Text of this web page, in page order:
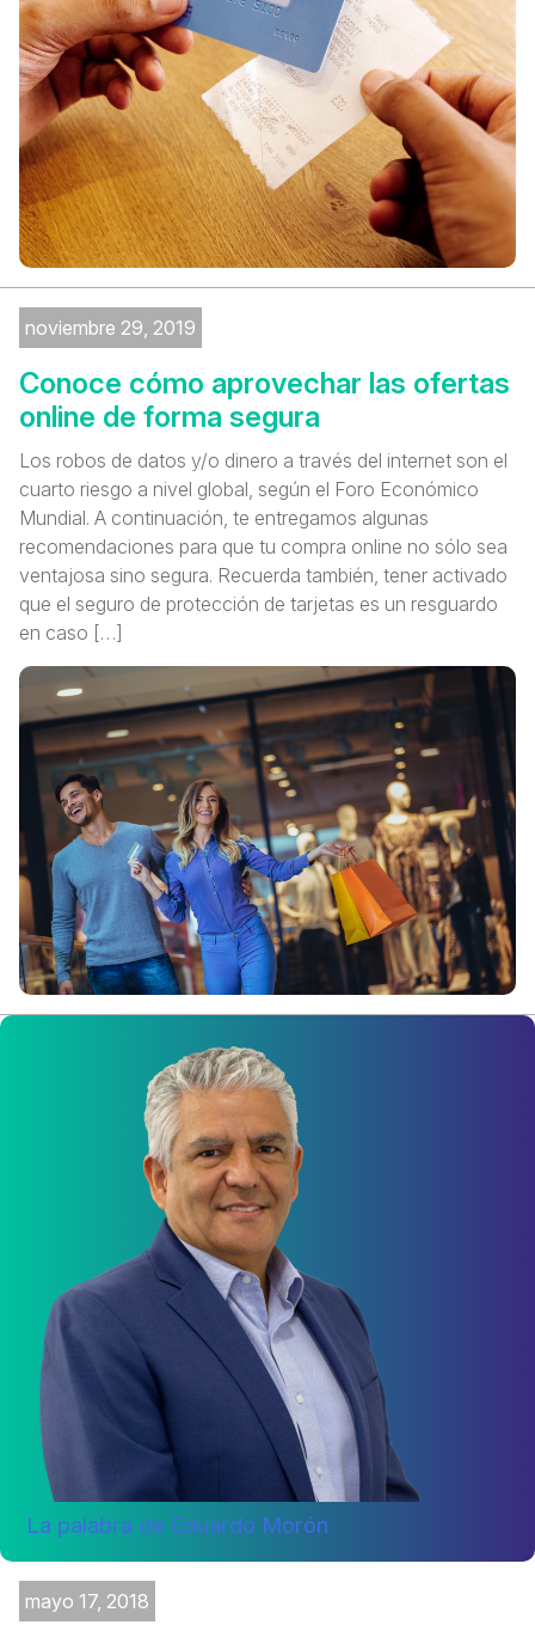
noviembre 29, 2019
Conoce cómo aprovechar las ofertas
online de forma segura
Los robos de datos y/o dinero a través del internet son el
cuarto riesgo a nivel global, según el Foro Económico
Mundial. A continuación, te entregamos algunas
recomendaciones para que tu compra online no sólo sea
ventajosa sino segura. Recuerda también, tener activado
que el seguro de protección de tarjetas es un resguardo
en caso […]
La palabra de Eduardo Morón
mayo 17, 2018